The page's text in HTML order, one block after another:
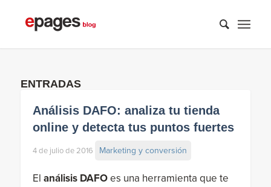
ENTRADAS
Análisis DAFO: analiza tu tienda
online y detecta tus puntos fuertes
4 de julio de 2016 Marketing y conversión
El análisis DAFOes una herramienta que te